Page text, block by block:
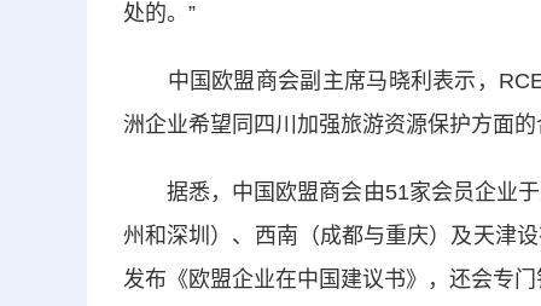
处的。”
中国欧盟商会副主席马晓利表示，
洲企业希望同四川加强旅游资源保护方面
据悉，中国欧盟商会由51家会员企业于
州和深圳）、西南（成都与重庆）及天津
发布《欧盟企业在中国建议书》，还会专